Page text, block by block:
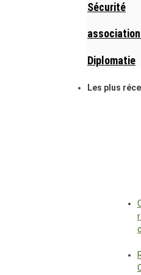
Sécurité
Diplomatie
Les plus